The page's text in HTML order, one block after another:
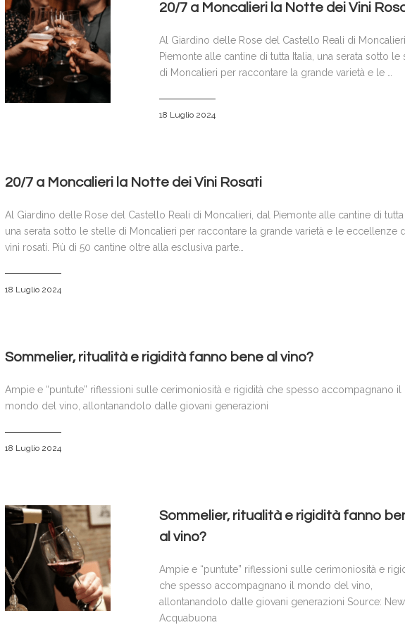
20/7 a Moncalieri la Notte dei Vini
Al Giardino delle Rose del Castello Reali di
Piemonte alle cantine di tutta Italia, una serata sotto le
di Moncalieri per raccontare la grande varietà e le …
18 Luglio 2024
20/7 a Moncalieri la Notte dei Vini Rosati
Al Giardino delle Rose del Castello Reali di Moncalieri, dal Piemonte alle cantine di tutta
una serata sotto le stelle di Moncalieri per raccontare la grande varietà e le eccellenze
vini rosati. Più di 50 cantine oltre alla esclusiva parte…
18 Luglio 2024
Sommelier, ritualità e rigidità fanno bene al vino?
Ampie e “puntute” riflessioni sulle cerimoniosità e rigidità che spesso accompagnano il
mondo del vino, allontanandolo dalle giovani generazioni
18 Luglio 2024
Sommelier, ritualità e rigidità fanno
al vino?
Ampie e “puntute” riflessioni sulle cerimoniosità e
che spesso accompagnano il mondo del vino,
allontanandolo dalle giovani generazioni Source:
Acquabuona